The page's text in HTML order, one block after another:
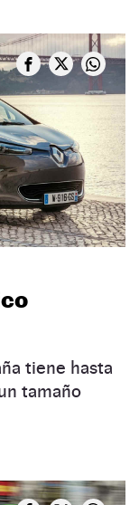
tiene hasta
tamaño